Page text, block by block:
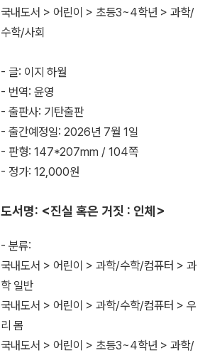
국내도서 > 어린이 > 초등3~4학년 > 과학/
수학/사회
- 글: 이지 하월
- 번역: 윤영
- 출판사: 기탄출판
- 출간예정일: 2026년 7월 1일
- 판형: 147*207mm / 104쪽
- 정가: 12,000원
도서명: <진실 혹은 거짓 : 인체>
- 분류:
국내도서 > 어린이 > 과학/수학/컴퓨터 > 과
학 일반
국내도서 > 어린이 > 과학/수학/컴퓨터 > 우
리 몸
국내도서 > 어린이 > 초등3~4학년 > 과학/